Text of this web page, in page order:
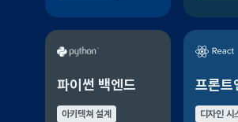
파이썬 백엔드
아키텍쳐 설계
프론트
디자인 시